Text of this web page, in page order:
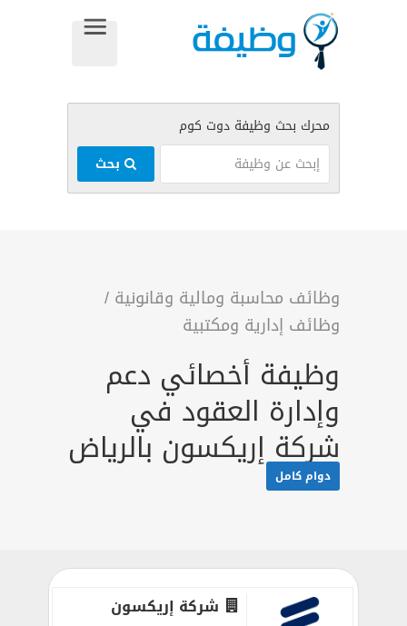
وظائف محاسبة ومالية وقانونية /
وظائف إدارية ومكتبية
وظيفة أخصائي دعم
وإدارة العقود في
شركة إريكسون بالرياض
دوام كامل
شركة إريكسون